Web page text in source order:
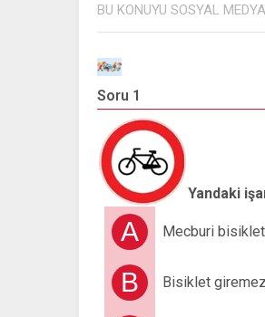
BU KONUYU SOSYAL
Soru 1
Yandaki
A Mecburi
B Bisiklet